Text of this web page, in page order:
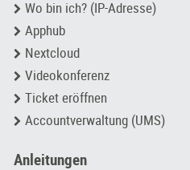
Wo bin ich? (IP-Adresse)
Apphub
Nextcloud
Videokonferenz
Ticket eröffnen
Accountverwaltung (UMS)
Anleitungen